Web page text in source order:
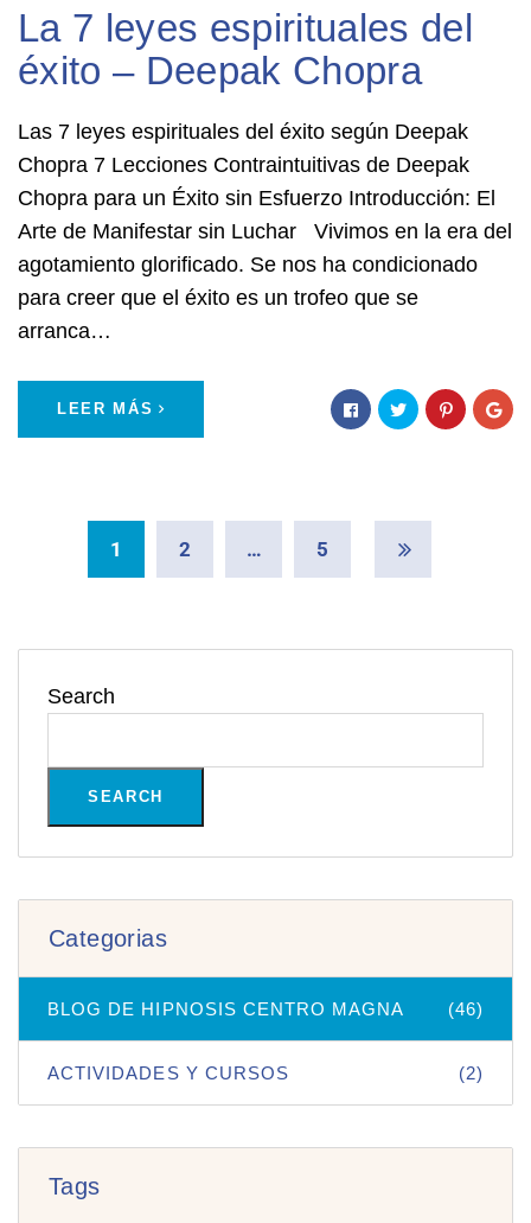
La 7 leyes espirituales del
éxito – Deepak Chopra
Las 7 leyes espirituales del éxito según Deepak
Chopra 7 Lecciones Contraintuitivas de Deepak
Chopra para un Éxito sin Esfuerzo Introducción: El
Arte de Manifestar sin Luchar Vivimos en la era del
agotamiento glorificado. Se nos ha condicionado
para creer que el éxito es un trofeo que se
arranca…
LEER MÁS
1 2 … 5
Search
SEARCH
Categorias
BLOG DE HIPNOSIS CENTRO MAGNA (46)
ACTIVIDADES Y CURSOS (2)
Tags